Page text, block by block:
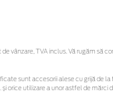
vânzare, TVA inclus. Vă rugăm să
sunt accesorii alese cu grijă de
și orice utilizare a unor astfel de